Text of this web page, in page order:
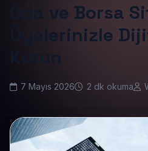
Oda ve Borsa
Üyelerinizle
Kurun
7 Mayıs 2026 2 dk okuma